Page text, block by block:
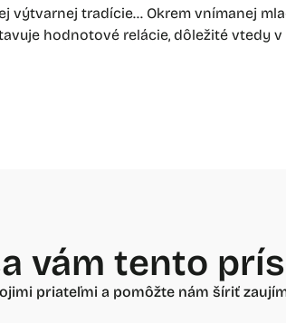
výtvarnej tradície… Okrem vnímanej
hodnotové relácie, dôležité vtedy v
vám tento
priateľmi a pomôžte nám šíriť